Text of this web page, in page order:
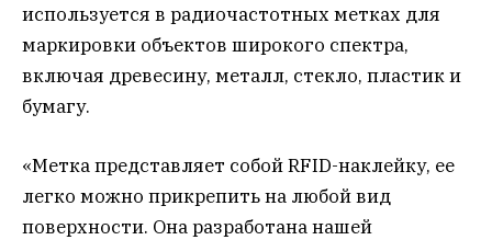
используется в радиочастотных метках для
маркировки объектов широкого спектра,
включая древесину, металл, стекло, пластик и
бумагу.
«Метка представляет собой RFID-наклейку, ее
легко можно прикрепить на любой вид
поверхности. Она разработана нашей